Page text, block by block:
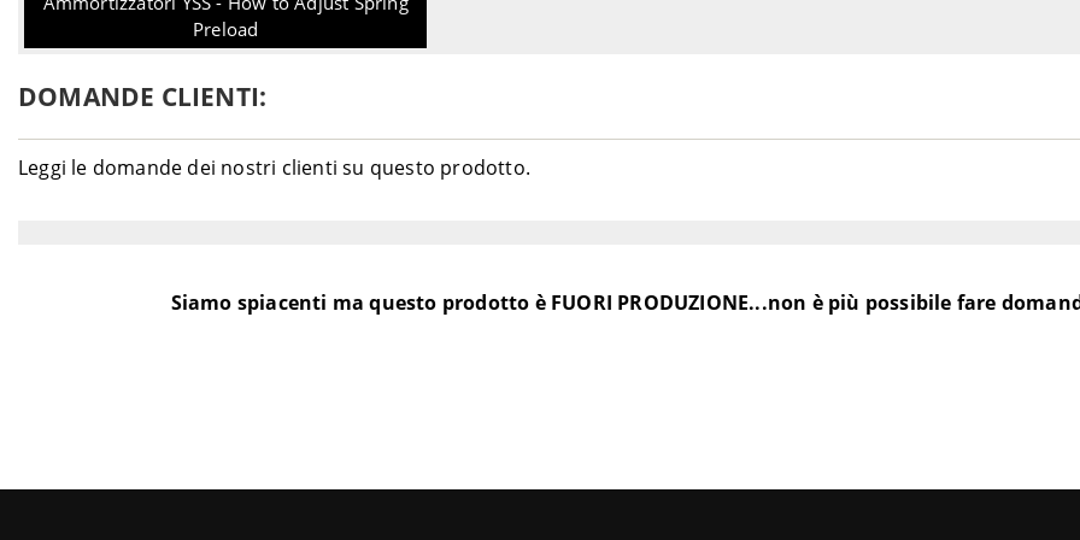
Preload
DOMANDE CLIENTI:
Leggi le domande dei nostri clienti su questo prodotto.
Siamo spiacenti ma questo prodotto è FUORI PRODUZIONE...non è più possibile fare